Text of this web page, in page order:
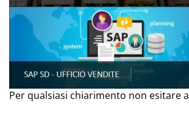
Per qualsiasi chiarimento non esitare a